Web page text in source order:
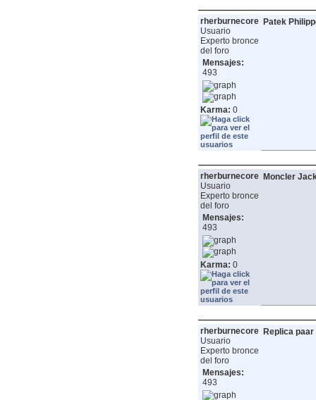
rherburnecore
Usuario
Experto bronce
del foro
Mensajes:
493
Karma: 0
Patek
rherburnecore
Usuario
Experto bronce
del foro
Mensajes:
493
Karma: 0
Moncler
rherburnecore
Usuario
Experto bronce
del foro
Mensajes:
493
Replica